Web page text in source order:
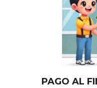
PAGO AL